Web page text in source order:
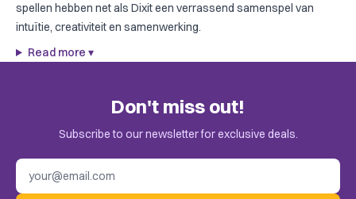
spellen hebben net als Dixit een verrassend samenspel van
intuïtie, creativiteit en samenwerking.
Read more ▾
Don't miss out!
Subscribe to our newsletter for exclusive deals.